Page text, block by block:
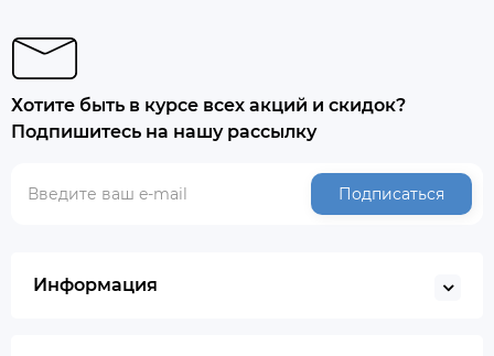
Хотите быть в курсе всех акций и скидок?
Подпишитесь на нашу рассылку
Подписаться
Информация